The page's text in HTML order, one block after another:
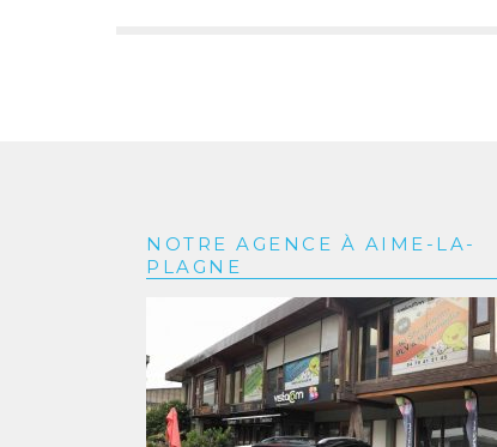
NOTRE AGENCE À AIME-LA-
PLAGNE